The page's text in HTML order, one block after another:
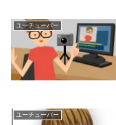
ユーチューバー
ユーチューバー